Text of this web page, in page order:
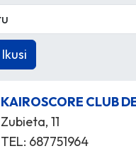
KAIROSCORE CLUB
Zubieta, 11
TEL: 687751964